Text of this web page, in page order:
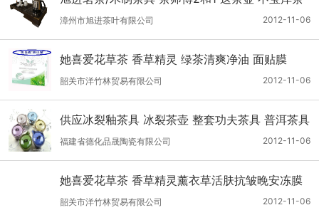
具
2012-11-06
漳州市旭进茶叶有限公司
她喜爱花草茶 香草精灵 绿茶清爽净油 面贴膜
2012-11-06
韶关市洋竹林贸易有限公司
供应冰裂釉茶具 冰裂茶壶 整套功夫茶具 普洱茶具
2012-11-06
福建省德化品晟陶瓷有限公司
她喜爱花草茶 香草精灵薰衣草活肤抗皱晚安冻膜
免洗面膜
2012-11-06
韶关市洋竹林贸易有限公司